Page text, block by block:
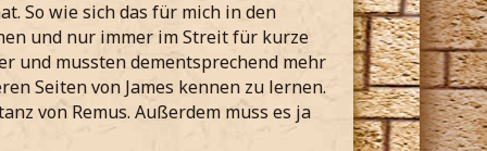
So wie sich das für mich in den
und nur immer im Streit für kurze
und mussten dementsprechend mehr
Seiten von James kennen zu lernen.
von Remus. Außerdem muss es ja